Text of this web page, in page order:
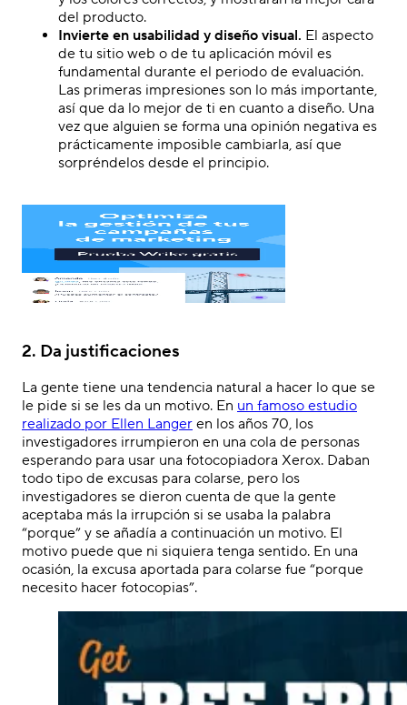
del producto.
Invierte en usabilidad y diseño visual. El aspecto
de tu sitio web o de tu aplicación móvil es
fundamental durante el periodo de evaluación.
Las primeras impresiones son lo más importante,
así que da lo mejor de ti en cuanto a diseño. Una
vez que alguien se forma una opinión negativa es
prácticamente imposible cambiarla, así que
sorpréndelos desde el principio.
2. Da justificaciones
La gente tiene una tendencia natural a hacer lo que se
le pide si se les da un motivo. En un famoso estudio
realizado por Ellen Langer en los años 70, los
investigadores irrumpieron en una cola de personas
esperando para usar una fotocopiadora Xerox. Daban
todo tipo de excusas para colarse, pero los
investigadores se dieron cuenta de que la gente
aceptaba más la irrupción si se usaba la palabra
“porque” y se añadía a continuación un motivo. El
motivo puede que ni siquiera tenga sentido. En una
ocasión, la excusa aportada para colarse fue “porque
necesito hacer fotocopias”.